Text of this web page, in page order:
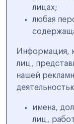
лицах;
любая
Информация,
лиц,
нашей
имена,
лиц,